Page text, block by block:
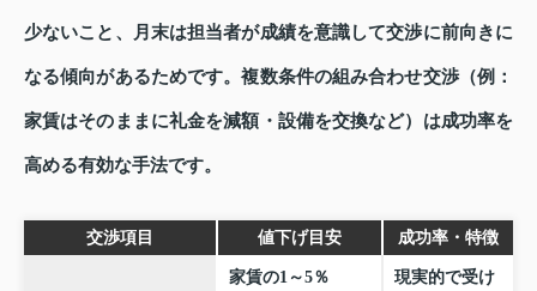
少ないこと、月末は担当者が成績を意識して交渉に前向きに
なる傾向があるためです。複数条件の組み合わせ交渉（例：
家賃はそのままに礼金を減額・設備を交換など）は成功率を
高める有効な手法です。
交渉項目 値下げ目安 成功率・特徴
家賃の1～5％
現実的で受け